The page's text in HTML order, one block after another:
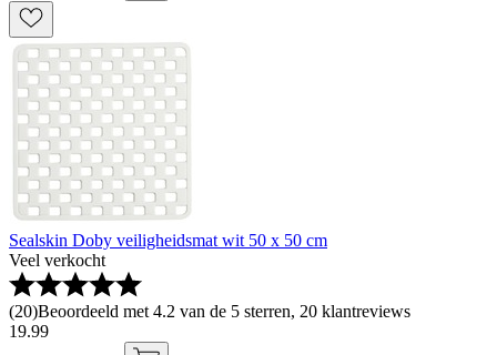
Sealskin Doby veiligheidsmat wit 50 x 50 cm
Veel verkocht
(20)Beoordeeld met 4.2 van de 5 sterren, 20 klantreviews
19.99